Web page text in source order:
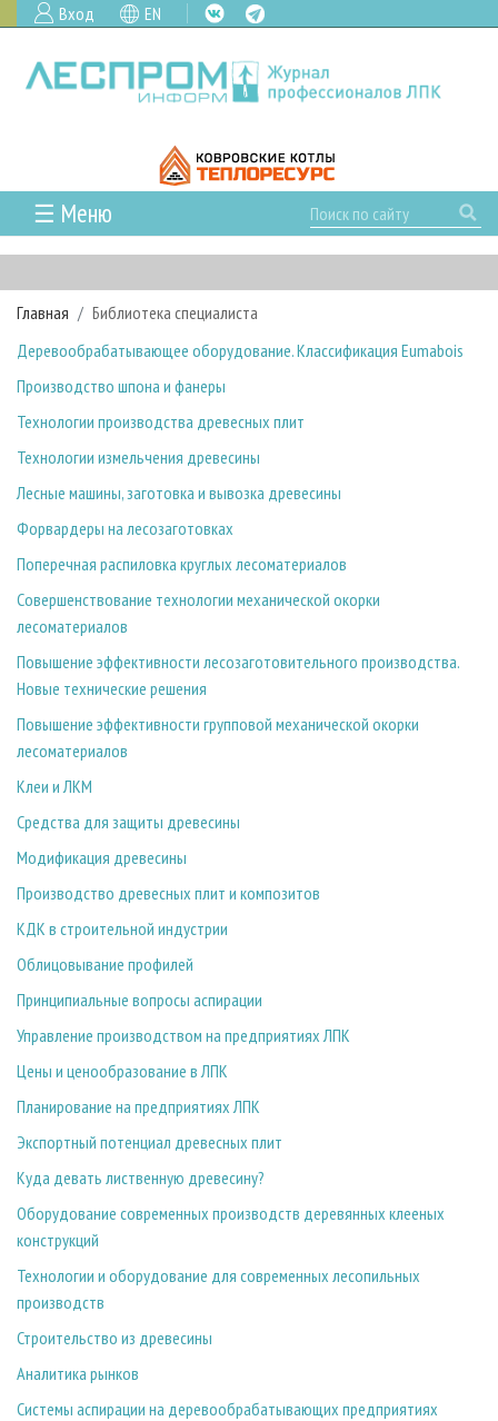
Вход EN
☰ Меню
ГЛАВНАЯ
РУБРИКИ И ТЕМЫ
РУБРИКИ ЖУРНАЛА
ЛЕСНОЕ ХОЗЯЙСТВО
ЛЕСОЗАГОТОВКА
ЛЕСОПИЛЕНИЕ
ДЕРЕВООБРАБОТКА
ПРОИЗВОДСТВО МЕБЕЛИ
БИОЭНЕРГЕТИКА
ЦБП
ИНСТРУМЕНТ И МАТЕРИАЛЫ
НОВОСТИ
КАЛЕНДАРЬ СОБЫТИЙ
НОВОСТИ ЛПК
НОВОСТИ ЖУРНАЛА
НОВОСТИ КОМПАНИЙ
ПРОЕКТЫ ЛПИ
АНАЛИТИКА
ПРЕДПРИЯТИЯ ЛПК
ПРИОРИТЕТНЫЕ ИНВЕСТПРОЕКТЫ
RUSSIAN FORESTRY REVIEW
ГАЗЕТА ЛЕСПРОМФОРУМ
БИБЛИОТЕКА СПЕЦИАЛИСТА
Главная
Библиотека специалиста
Деревообрабатывающее оборудование. Классификация Eumabois
Производство шпона и фанеры
Технологии производства древесных плит
Технологии измельчения древесины
Лесные машины, заготовка и вывозка древесины
Форвардеры на лесозаготовках
Поперечная распиловка круглых лесоматериалов
Совершенствование технологии механической окорки
лесоматериалов
Повышение эффективности лесозаготовительного производства.
Новые технические решения
Повышение эффективности групповой механической окорки
лесоматериалов
Клеи и ЛКМ
Средства для защиты древесины
Модификация древесины
Производство древесных плит и композитов
КДК в строительной индустрии
Облицовывание профилей
Принципиальные вопросы аспирации
Управление производством на предприятиях ЛПК
Цены и ценообразование в ЛПК
Планирование на предприятиях ЛПК
Экспортный потенциал древесных плит
Куда девать лиственную древесину?
Оборудование современных производств деревянных клееных
конструкций
Технологии и оборудование для современных лесопильных
производств
Строительство из древесины
Аналитика рынков
Системы аспирации на деревообрабатывающих предприятиях